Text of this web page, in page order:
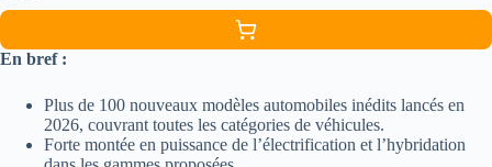
En bref :
Plus de 100 nouveaux modèles automobiles inédits lancés en
2026, couvrant toutes les catégories de véhicules.
Forte montée en puissance de l’électrification et l’hybridation